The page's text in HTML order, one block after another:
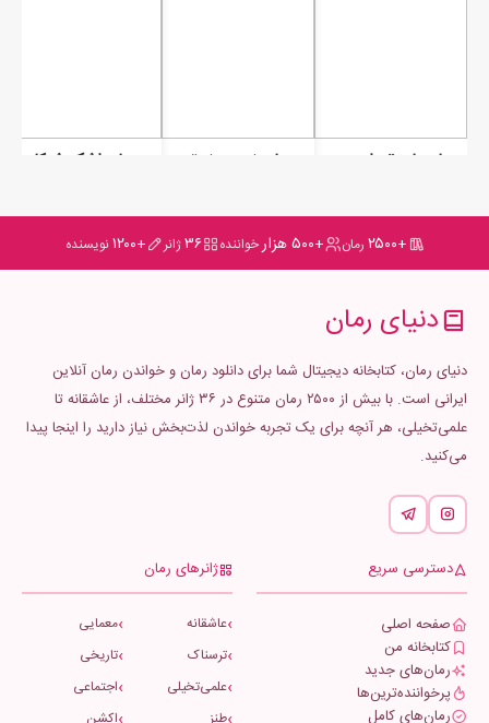
رمان نه من نه تو رمان اشک شوکا
+۲۵۰۰ رمان +۵۰۰ هزار خواننده ۳۶ژانر +۱۲۰۰ نویسنده
دنیای رمان
دنیای رمان، کتابخانه دیجیتال شما برای دانلود رمان و خواندن رمان آنلاین
ایرانی است. با بیش از ۲۵۰۰ رمان متنوع در ۳۶ ژانر مختلف، از عاشقانه تا
علمی‌تخیلی، هر آنچه برای یک تجربه خواندن لذت‌بخش نیاز دارید را اینجا پیدا
می‌کنید.
دسترسی سریع
صفحه اصلی
کتابخانه من
رمان‌های جدید
پرخواننده‌ترین‌ها
رمان‌های کامل
ژانرهای رمان
عاشقانه
معمایی
ترسناک
تاریخی
علمی‌تخیلی
اجتماعی
طنز
اکشن